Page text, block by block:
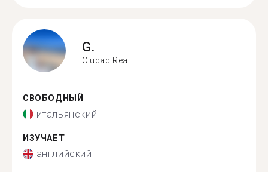
G.
Ciudad Real
СВОБОДНЫЙ
итальянский
ИЗУЧАЕТ
английский